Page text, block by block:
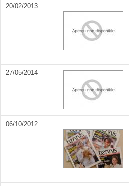
20/02/2013
27/05/2014
06/10/2012